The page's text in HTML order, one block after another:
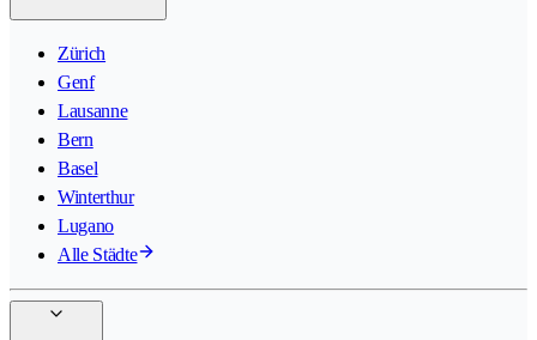
Zürich
Genf
Lausanne
Bern
Basel
Winterthur
Lugano
Alle Städte